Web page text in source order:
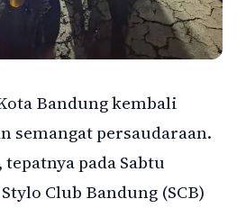
Bandung kembali
semangat persaudaraan.
pada Sabtu
Club Bandung (SCB)